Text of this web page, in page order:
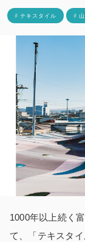
# テキスタイル #
1000年以上続く
て、「テキスタ